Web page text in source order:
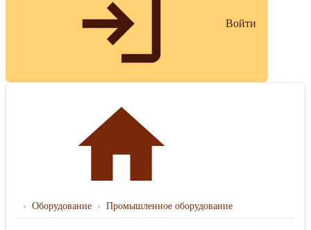
Войти
› Оборудование › Промышленное оборудование